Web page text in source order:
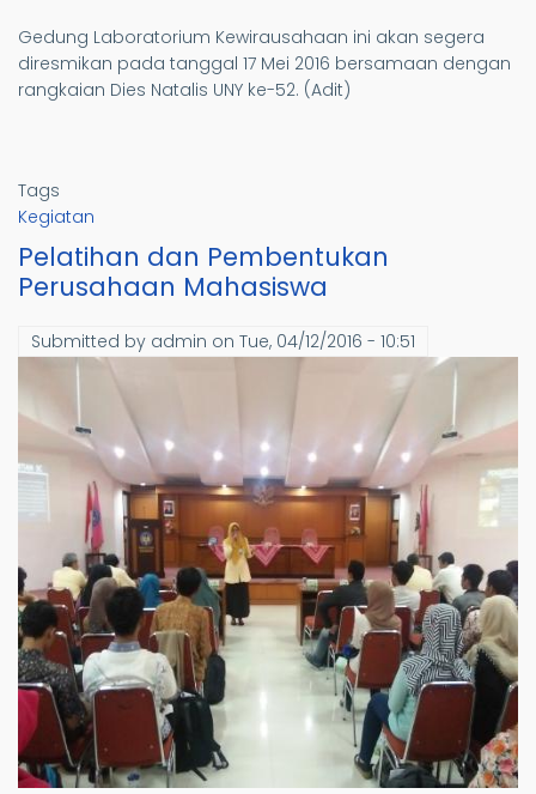
Gedung Laboratorium Kewirausahaan ini akan segera
diresmikan pada tanggal 17 Mei 2016 bersamaan dengan
rangkaian Dies Natalis UNY ke-52. (Adit)
Tags
Kegiatan
Pelatihan dan Pembentukan
Perusahaan Mahasiswa
Submitted by admin on Tue, 04/12/2016 - 10:51